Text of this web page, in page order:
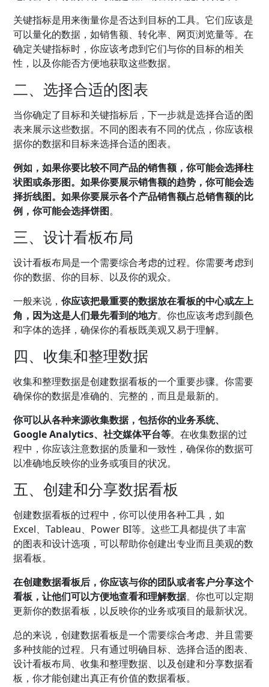
关键指标是用来衡量你是否达到目标的工具。它们应该是
可以量化的数据，如销售额、转化率、网页浏览量等。在
确定关键指标时，你应该考虑到它们与你的目标的相关
性，以及你能否方便地获取这些数据。
二、选择合适的图表
当你确定了目标和关键指标后，下一步就是选择合适的图
表来展示这些数据。不同的图表有不同的优点，你应该根
据你的数据和目标来选择合适的图表。
例如，如果你要比较不同产品的销售额，你可能会选择柱
状图或条形图。如果你要展示销售额的趋势，你可能会选
择折线图。如果你要展示各个产品销售额占总销售额的比
例，你可能会选择饼图。
三、设计看板布局
设计看板布局是一个需要综合考虑的过程。你需要考虑到
你的数据、你的目标、以及你的观众。
一般来说，你应该把最重要的数据放在看板的中心或左上
角，因为这是人们最先看到的地方。你也应该考虑到颜色
和字体的选择，确保你的看板既美观又易于理解。
四、收集和整理数据
收集和整理数据是创建数据看板的一个重要步骤。你需要
确保你的数据是准确的、完整的，而且是最新的。
你可以从各种来源收集数据，包括你的业务系统、
Google Analytics、社交媒体平台等。在收集数据的过
程中，你应该注意数据的质量和一致性，确保你的数据可
以准确地反映你的业务或项目的状况。
五、创建和分享数据看板
创建数据看板的过程中，你可以使用各种工具，如
Excel、Tableau、Power BI等。这些工具都提供了丰富
的图表和设计选项，可以帮助你创建出专业而且美观的数
据看板。
在创建数据看板后，你应该与你的团队或者客户分享这个
看板，让他们可以方便地查看和理解数据。你也可以定期
更新你的数据看板，以反映你的业务或项目的最新状况。
总的来说，创建数据看板是一个需要综合考虑、并且需要
多种技能的过程。只有通过明确目标、选择合适的图表、
设计看板布局、收集和整理数据、以及创建和分享数据看
板，你才能创建出真正有价值的数据看板。